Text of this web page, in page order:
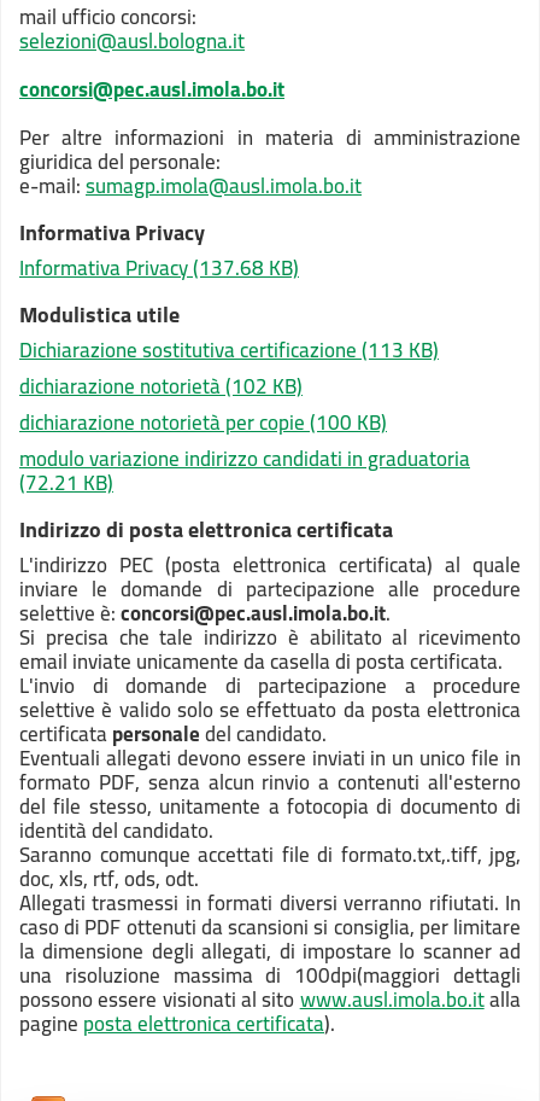
mail ufficio concorsi:
selezioni@ausl.bologna.it
concorsi@pec.ausl.imola.bo.it
Per altre informazioni in materia di amministrazione
giuridica del personale:
e-mail:sumagp.imola@ausl.imola.bo.it
Informativa Privacy
Informativa Privacy(137.68 KB)
Modulistica utile
Dichiarazione sostitutiva certificazione(113 KB)
dichiarazione notorietà(102 KB)
dichiarazione notorietà per copie(100 KB)
modulo variazione indirizzo candidati in graduatoria
(72.21 KB)
Indirizzo di posta elettronica certificata
L'indirizzo PEC (posta elettronica certificata) al quale
inviare le domande di partecipazione alle procedure
selettive è:concorsi@pec.ausl.imola.bo.it.
Si precisa che tale indirizzo è abilitato al ricevimento
email inviate unicamente da casella di posta certificata.
L'invio di domande di partecipazione a procedure
selettive è valido solo se effettuato da posta elettronica
certificatapersonaledel candidato.
Eventuali allegati devono essere inviati in un unico file in
formato PDF, senza alcun rinvio a contenuti all'esterno
del file stesso, unitamente a fotocopia di documento di
identità del candidato.
Saranno comunque accettati file di formato.txt,.tiff, jpg,
doc, xls, rtf, ods, odt.
Allegati trasmessi in formati diversi verranno rifiutati. In
caso di PDF ottenuti da scansioni si consiglia, per limitare
la dimensione degli allegati, di impostare lo scanner ad
una risoluzione massima di 100dpi(maggiori dettagli
possono essere visionati al sitowww.ausl.imola.bo.italla
pagineposta elettronica certificata).